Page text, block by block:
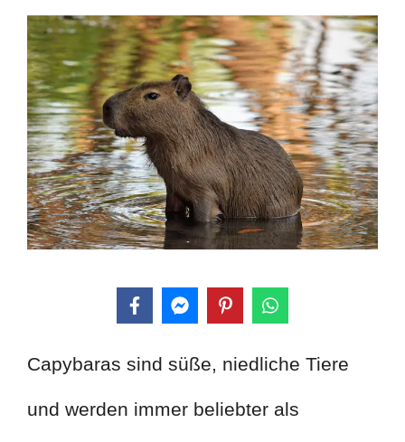
Capybaras sind süße, niedliche Tiere
und werden immer beliebter als